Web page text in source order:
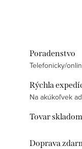
Poradenstvo
Telefonicky/
Rýchla
Na akúkoľvek
Tovar skladom
Doprava